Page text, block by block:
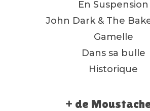
En Suspension
John Dark & The
Gamelle
Dans sa bulle
Historique
+ de